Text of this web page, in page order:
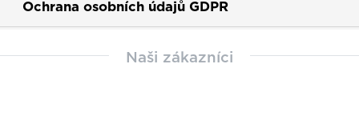
Ochrana osobních údajů GDPR
Naši zákazníci